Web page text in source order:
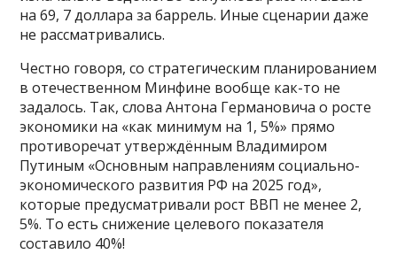
на 69, 7 доллара за баррель. Иные сценарии даже
не рассматривались.
Честно говоря, со стратегическим планированием
в отечественном Минфине вообще как-то не
задалось. Так, слова Антона Германовича о росте
экономики на «как минимум на 1, 5%» прямо
противоречат утверждённым Владимиром
Путиным «Основным направлениям социально-
экономического развития РФ на 2025 год»,
которые предусматривали рост ВВП не менее 2,
5%. То есть снижение целевого показателя
составило 40%!